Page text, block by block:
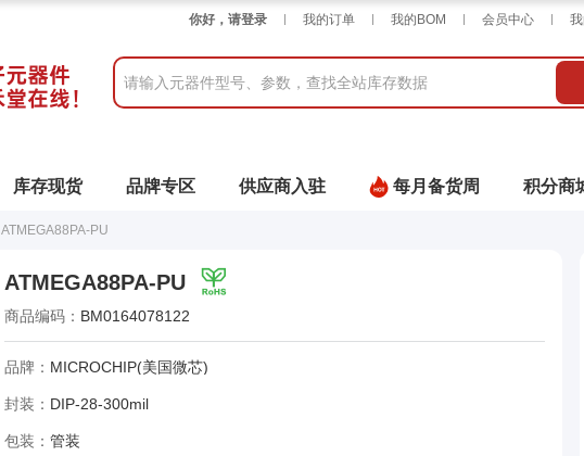
你好，请登录 我的订单 我的BOM 会员中心
库存现货 品牌专区 供应商入驻 每月备货周 积分商
ATMEGA88PA-PU
ATMEGA88PA-PU
商品编码： BM0164078122
品牌： MICROCHIP(美国微芯)
封装： DIP-28-300mil
包装： 管装